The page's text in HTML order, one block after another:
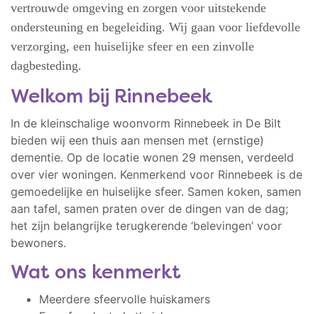
vertrouwde omgeving en zorgen voor uitstekende
ondersteuning en begeleiding. Wij gaan voor liefdevolle
verzorging, een huiselijke sfeer en een zinvolle
dagbesteding.
Welkom bij Rinnebeek
In de kleinschalige woonvorm Rinnebeek in De Bilt
bieden wij een thuis aan mensen met (ernstige)
dementie. Op de locatie wonen 29 mensen, verdeeld
over vier woningen. Kenmerkend voor Rinnebeek is de
gemoedelijke en huiselijke sfeer. Samen koken, samen
aan tafel, samen praten over de dingen van de dag;
het zijn belangrijke terugkerende ‘belevingen’ voor
bewoners.
Wat ons kenmerkt
Meerdere sfeervolle huiskamers